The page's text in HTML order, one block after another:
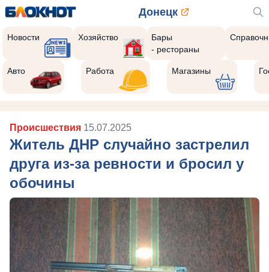
Донецк
Новости Хозяйство
Бары
- рестораны
Авто Работа Магазины
Происшествия 15.07.2025
Житель ДНР случайно застрелил
друга из-за ревности и бросил у
обочины